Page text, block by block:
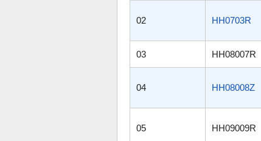
02 HH0703R
03 HH08007R
04 HH08008Z
05 HH09009R